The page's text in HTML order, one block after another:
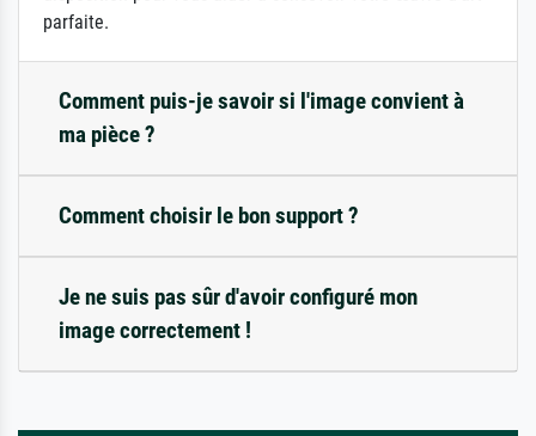
parfaite.
Comment puis-je savoir si l'image convient à
ma pièce ?
Comment choisir le bon support ?
Je ne suis pas sûr d'avoir configuré mon
image correctement !